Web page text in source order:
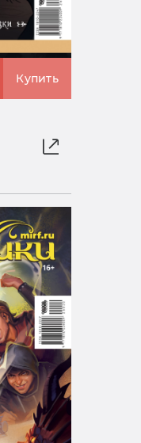
Купить